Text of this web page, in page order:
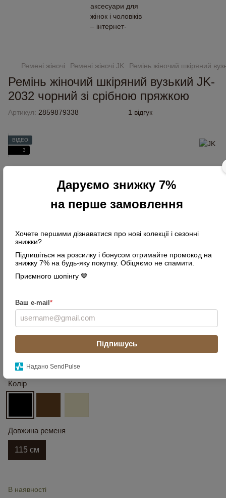
Даруємо знижку 7%
на перше замовлення
Хочете першими дізнаватися про нові колекції і сезонні
знижки?
Підпишіться на розсилку і бонусом отримайте промокод на
знижку 7% на будь-яку покупку. Обіцяємо не спамити.
Приємного шопінгу 🤎
Ваш e-mail *
Підпишусь
Надано SendPulse
Ремені жіночі Ремені жіночі JK Ремінь жіночий шкіряний
Ремінь жіночий шкіряний вузький JK-
2032 чорний зі срібною пряжкою
Артикул: 2859879338 1 відгук
ВІДЕО
3
Колір
Довжина ременя
115 см
В наявності